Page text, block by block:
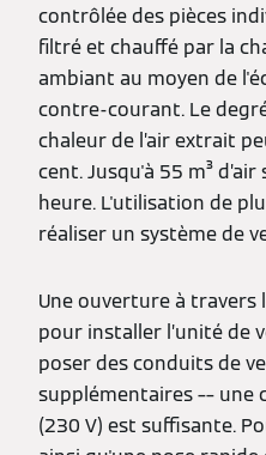
contrôlée des pièces
filtré et chauffé par la
ambiant au moyen de
contre-courant. Le
chaleur de l’air extrait
cent. Jusqu'à 55 m³
heure. L'utilisation de
réaliser un système de
Une ouverture à
pour installer l’unité de
poser des conduits de
supplémentaires –– une
(230 V) est suffisante.